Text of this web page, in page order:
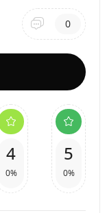
0
4
0%
5
0%